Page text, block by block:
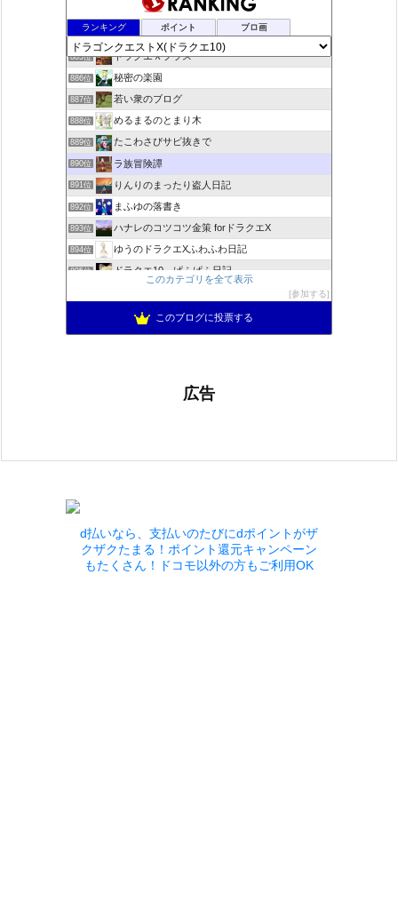
ランキング ポイント ブロ画
夢路電信草紙
884位 ドラクエ10ぱふぱふの向こう側
885位 ドラクエＸプラス
886位 秘密の楽園
887位 若い衆のブログ
888位 めるまるのとまり木
889位 たこわさびサビ抜きで
890位 ラ族冒険譚
891位 りんりのまったり盗人日記
892位 まふゆの落書き
893位 ハナレのコツコツ金策 forドラクエX
894位 ゆうのドラクエXふわふわ日記
895位 ドラクエ10 ぱふぱふ日記
もきゅブロ
このカテゴリを全て表示
参加する
このブログに投票する
広告
d払いなら、支払いのたびにdポイントがザ
クザクたまる！ポイント還元キャンペーン
もたくさん！ドコモ以外の方もご利用OK